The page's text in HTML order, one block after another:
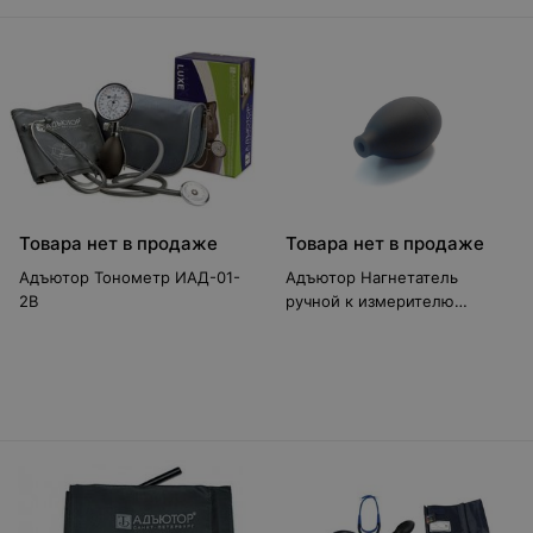
Товара нет в продаже
Адъютор Тонометр ИАД-01-
2В
Товара нет в продаже
Адъютор Нагнетатель
ручной к измерителю